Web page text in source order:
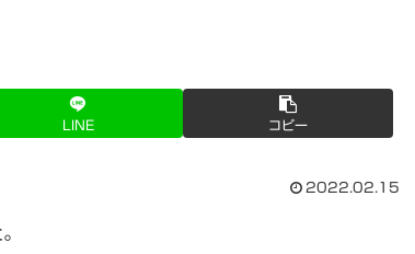
LINE コピー
2022.02.15